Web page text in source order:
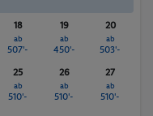
Fitnessstudio
Sauna
Massagen
18
ab
507'-
19
ab
450'-
20
ab
503'-
25
ab
510'-
26
ab
510'-
27
ab
510'-